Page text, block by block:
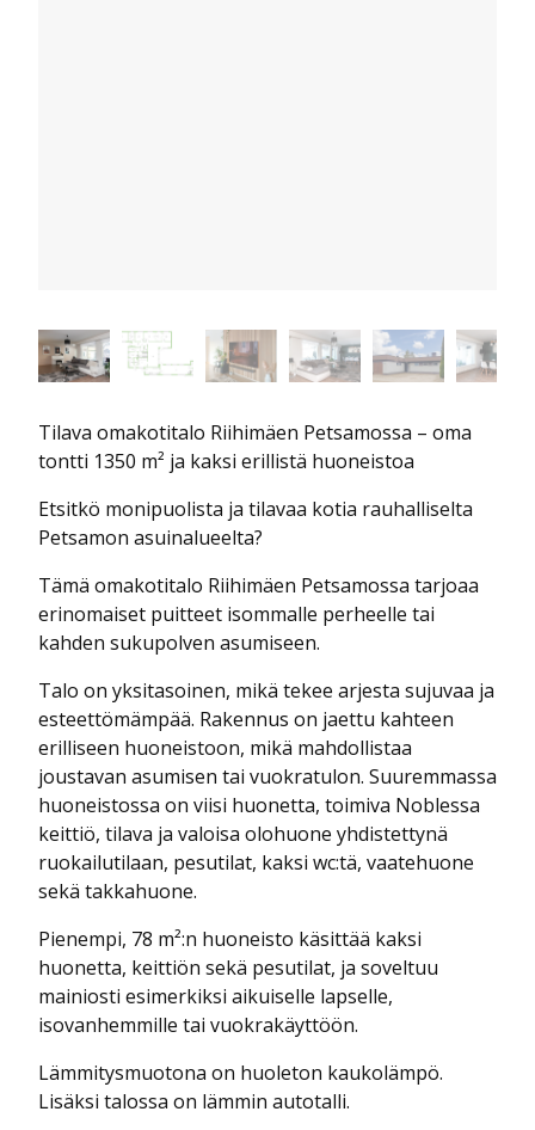
Tilava omakotitalo Riihimäen Petsamossa – oma
tontti 1350 m² ja kaksi erillistä huoneistoa
Etsitkö monipuolista ja tilavaa kotia rauhalliselta
Petsamon asuinalueelta?
Tämä omakotitalo Riihimäen Petsamossa tarjoaa
erinomaiset puitteet isommalle perheelle tai
kahden sukupolven asumiseen.
Talo on yksitasoinen, mikä tekee arjesta sujuvaa ja
esteettömämpää. Rakennus on jaettu kahteen
erilliseen huoneistoon, mikä mahdollistaa
joustavan asumisen tai vuokratulon. Suuremmassa
huoneistossa on viisi huonetta, toimiva Noblessa
keittiö, tilava ja valoisa olohuone yhdistettynä
ruokailutilaan, pesutilat, kaksi wc:tä, vaatehuone
sekä takkahuone.
Pienempi, 78 m²:n huoneisto käsittää kaksi
huonetta, keittiön sekä pesutilat, ja soveltuu
mainiosti esimerkiksi aikuiselle lapselle,
isovanhemmille tai vuokrakäyttöön.
Lämmitysmuotona on huoleton kaukolämpö.
Lisäksi talossa on lämmin autotalli.